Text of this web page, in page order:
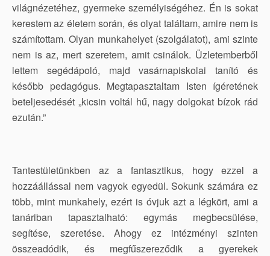
világnézetéhez, gyermeke személyiségéhez. Én is sokat
kerestem az életem során, és olyat találtam, amire nem is
számítottam. Olyan munkahelyet (szolgálatot), ami szinte
nem is az, mert szeretem, amit csinálok. Üzletemberből
lettem segédápoló, majd vasárnapiskolai tanító és
később pedagógus. Megtapasztaltam Isten ígéretének
beteljesedését „kicsin voltál hű, nagy dolgokat bízok rád
ezután.”
Tantestületünkben az a fantasztikus, hogy ezzel a
hozzáállással nem vagyok egyedül. Sokunk számára ez
több, mint munkahely, ezért is óvjuk azt a légkört, ami a
tanáriban tapasztalható: egymás megbecsülése,
segítése, szeretése. Ahogy ez intézményi szinten
összeadódik, és megfűszereződik a gyerekek